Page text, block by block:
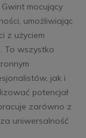
mocujący
umożliwiając
z użyciem
To wszystko
jak i
potencjał
zarówno z
uniwersalność